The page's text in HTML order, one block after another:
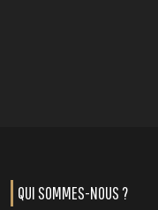
QUI SOMMES-NOUS ?